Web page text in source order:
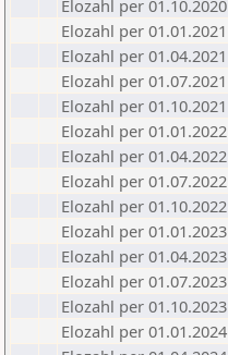
Elozahl per 01.10.2020
Elozahl per 01.01.2021
Elozahl per 01.04.2021
Elozahl per 01.07.2021
Elozahl per 01.10.2021
Elozahl per 01.01.2022
Elozahl per 01.04.2022
Elozahl per 01.07.2022
Elozahl per 01.10.2022
Elozahl per 01.01.2023
Elozahl per 01.04.2023
Elozahl per 01.07.2023
Elozahl per 01.10.2023
Elozahl per 01.01.2024